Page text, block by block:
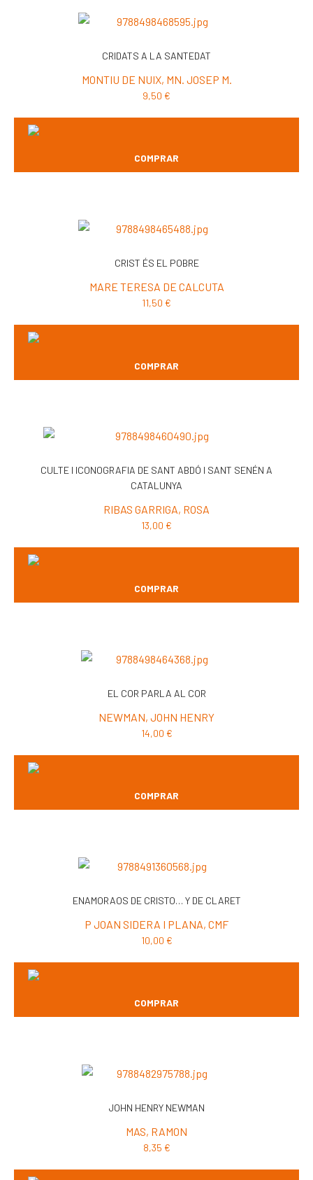
CRIDATS A LA SANTEDAT
MONTIU DE NUIX, MN. JOSEP M.
9,50 €
COMPRAR
CRIST ÉS EL POBRE
MARE TERESA DE CALCUTA
11,50 €
COMPRAR
CULTE I ICONOGRAFIA DE SANT ABDÓ I SANT SENÉN A
CATALUNYA
RIBAS GARRIGA, ROSA
13,00 €
COMPRAR
EL COR PARLA AL COR
NEWMAN, JOHN HENRY
14,00 €
COMPRAR
ENAMORAOS DE CRISTO… Y DE CLARET
P JOAN SIDERA I PLANA, CMF
10,00 €
COMPRAR
JOHN HENRY NEWMAN
MAS, RAMON
8,35 €